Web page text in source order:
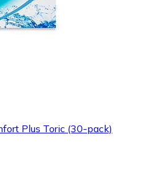
Plus Toric (30-pack)